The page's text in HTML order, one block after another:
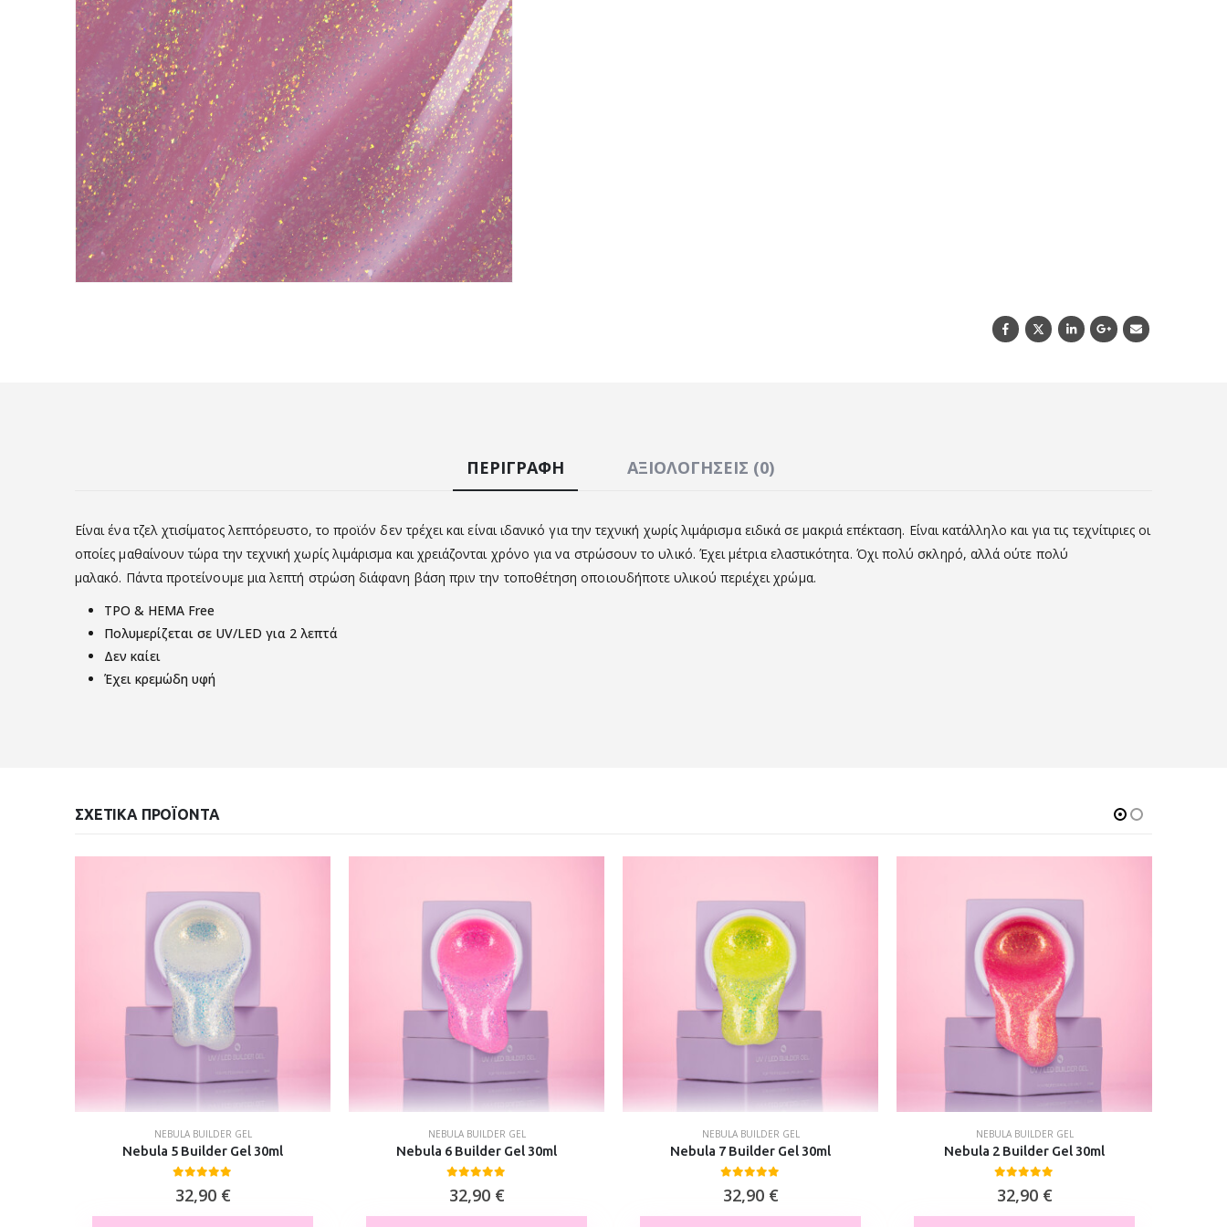
ΠΕΡΙΓΡΑΦΉ ΑΞΙΟΛΟΓΉΣΕΙΣ (0)
Είναι ένα τζελ χτισίματος λεπτόρευστο, το προϊόν δεν τρέχει και είναι ιδανικό για την τεχνική χωρίς λιμάρισμα ειδικά σε μακριά επέκταση. Είναι κατάλληλο και για τις τεχνίτιριες οι
οποίες μαθαίνουν τώρα την τεχνική χωρίς λιμάρισμα και χρειάζονται χρόνο για να στρώσουν το υλικό. Έχει μέτρια ελαστικότητα. Όχι πολύ σκληρό, αλλά ούτε πολύ
μαλακό. Πάντα προτείνουμε μια λεπτή στρώση διάφανη βάση πριν την τοποθέτηση οποιουδήποτε υλικού περιέχει χρώμα.
TPO & HEMA Free
Πολυμερίζεται σε UV/LED για 2 λεπτά
Δεν καίει
Έχει κρεμώδη υφή
ΣΧΕΤΙΚΆ ΠΡΟΪΌΝΤΑ
NEBULA BUILDER GEL
Nebula 5 Builder Gel 30ml
32,90 €
NEBULA BUILDER GEL
Nebula 6 Builder Gel 30ml
32,90 €
NEBULA BUILDER GEL
Nebula 7 Builder Gel 30ml
32,90 €
NEBULA BUILDER GEL
Nebula 2 Builder Gel 30ml
32,90 €